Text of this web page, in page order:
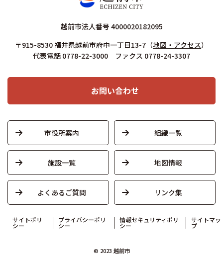
越前市法人番号 4000020182095
〒915-8530 福井県越前市府中一丁目13-7 （地図・アクセス）
代表電話 0778-22-3000 ファクス 0778-24-3307
お問い合わせ
市役所案内 組織一覧
施設一覧 地図情報
よくあるご質問 リンク集
サイトポリ
シー
プライバシーポリ
シー
情報セキュリティポリ
シー
サイトマッ
プ
© 2023 越前市